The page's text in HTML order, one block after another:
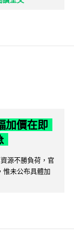
加價在即
源不勝負荷，官
惟未公布具體加